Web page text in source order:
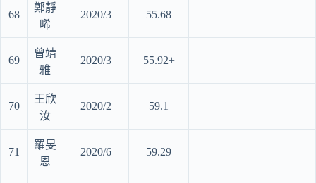
68
鄭靜
晞
2020/3 55.68
69
曾靖
雅
2020/3 55.92+
70
王欣
汝
2020/2 59.1
71
羅旻
恩
2020/6 59.29